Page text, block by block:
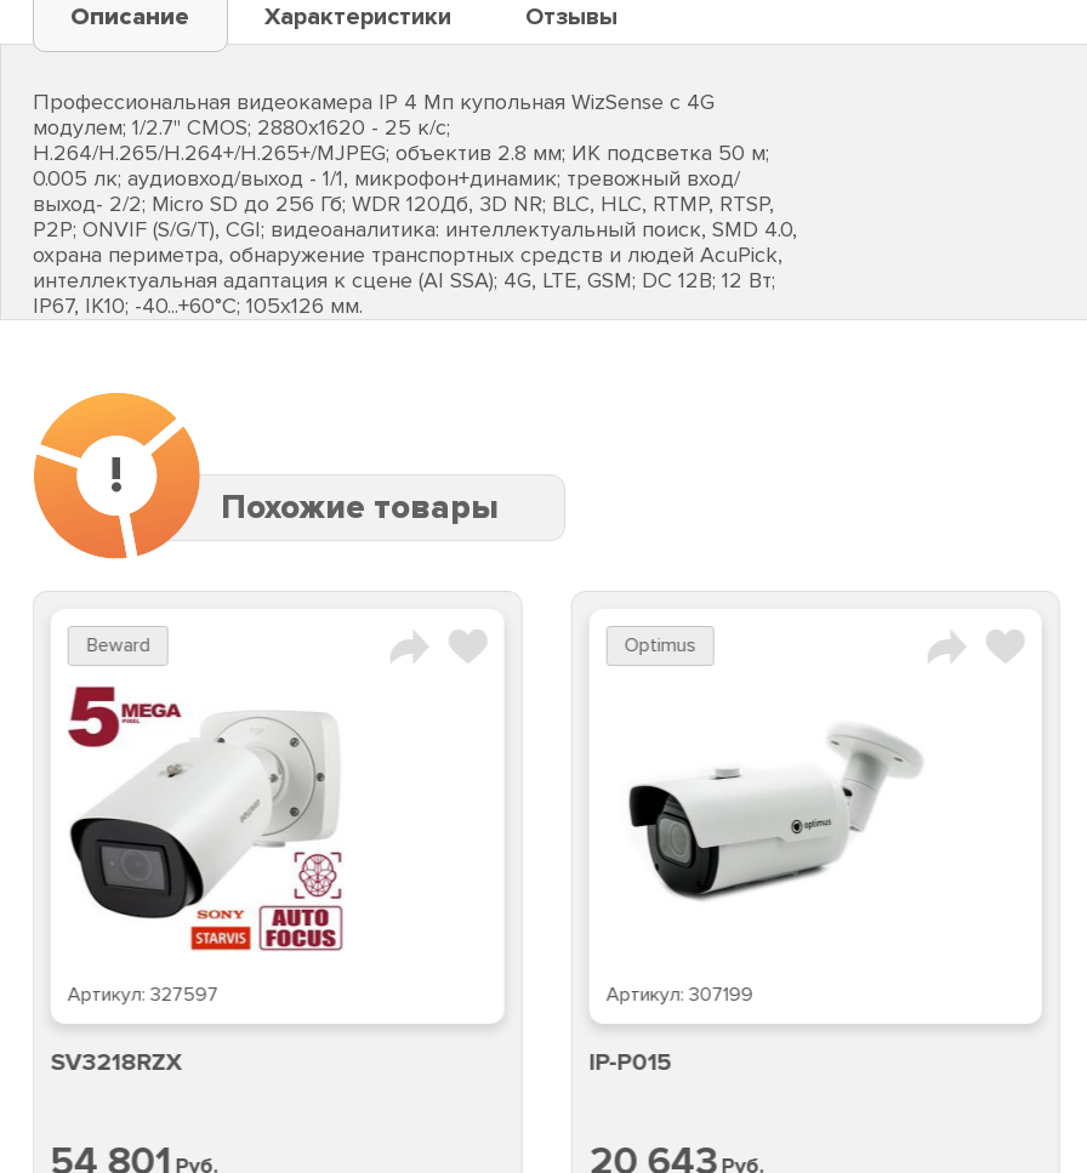
Описание Характеристики Отзывы
Профессиональная видеокамера IP 4 Мп купольная WizSense с 4G
модулем; 1/2.7" CMOS; 2880х1620 - 25 к/с;
H.264/H.265/H.264+/H.265+/MJPEG; объектив 2.8 мм; ИК подсветка 50 м;
0.005 лк; аудиовход/выход - 1/1, микрофон+динамик; тревожный вход/
выход- 2/2; Micro SD до 256 Гб; WDR 120Дб, 3D NR; BLC, HLC, RTMP, RTSP,
P2P; ONVIF (S/G/T), CGI; видеоаналитика: интеллектуальный поиск, SMD 4.0,
охрана периметра, обнаружение транспортных средств и людей AcuPick,
интеллектуальная адаптация к сцене (AI SSA); 4G, LTE, GSM; DC 12В; 12 Вт;
IP67, IK10; -40...+60°C; 105х126 мм.
!
Похожие товары
Beward
Артикул:327597
SV3218RZX
54 801 Руб.
Optimus
Артикул:307199
IP-P015
20 643Руб.